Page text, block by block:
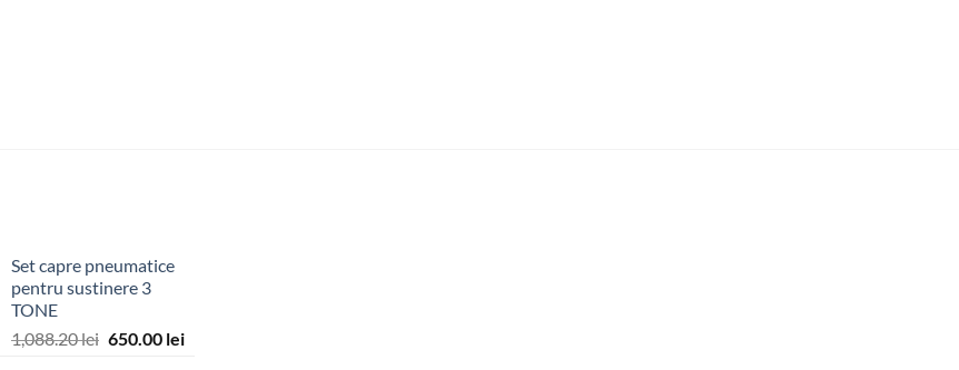
Set capre pneumatice
pentru sustinere 3
TONE
1,088.20lei Prețul
650.00 leiPrețul